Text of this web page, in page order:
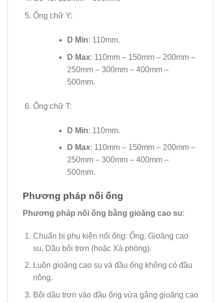
Ống chữ Y:
D Min: 110mm.
D Max: 110mm – 150mm – 200mm –
250mm – 300mm – 400mm –
500mm.
Ống chữ T:
D Min: 110mm.
D Max: 110mm – 150mm – 200mm –
250mm – 300mm – 400mm –
500mm.
Phương pháp nối ống
Phương pháp nối ống bằng gioăng cao su:
Chuẩn bị phụ kiện nối ống: Ống, Gioăng cao
su, Dầu bôi trơn (hoặc Xà phòng).
Luồn gioăng cao su và đầu ống không có đầu
nông.
Bôi dầu trơn vào đầu ống vừa gắng gioăng cao